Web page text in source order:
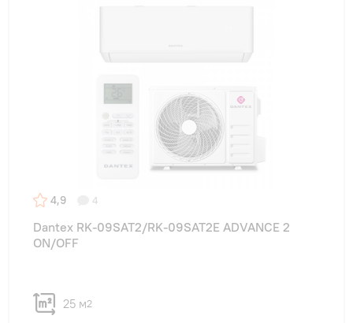
4,9 4
Dantex RK-09SAT2/RK-09SAT2E ADVANCE 2
ON/OFF
25 м2